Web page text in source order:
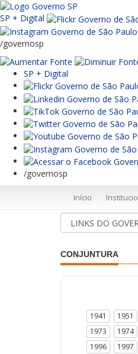
SP + Digital
/governosp
SP + Digital
/governosp
Início
CONJUNTURA
1941 1951
1973
1974
1996
1997